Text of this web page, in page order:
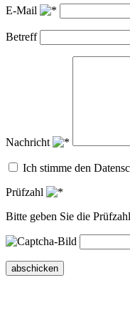
E-Mail
Betreff
Nachricht
Ich stimme den
Prüfzahl
Bitte geben Sie die
abschicken